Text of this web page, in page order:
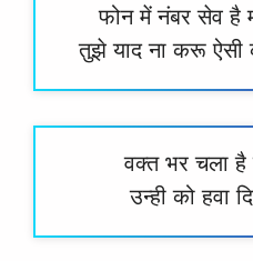
फोन में नंबर सेव है
तुझे याद ना करू ऐसी
वक्त भर चला है
उन्ही को हवा